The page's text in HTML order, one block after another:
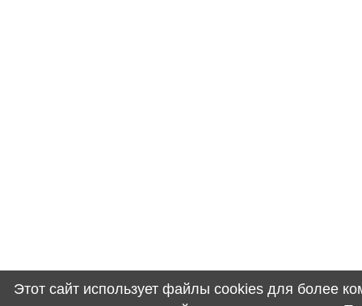
Этот сайт использует файлы cookies для более